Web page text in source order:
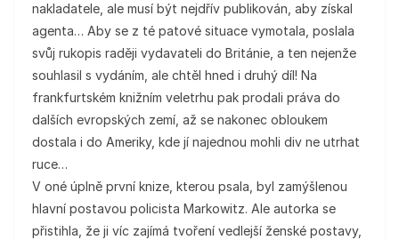
nakladatele, ale musí být nejdřív publikován, aby získal
agenta… Aby se z té patové situace vymotala, poslala
svůj rukopis raději vydavateli do Británie, a ten nejenže
souhlasil s vydáním, ale chtěl hned i druhý díl! Na
frankfurtském knižním veletrhu pak prodali práva do
dalších evropských zemí, až se nakonec obloukem
dostala i do Ameriky, kde jí najednou mohli div ne utrhat
ruce…
V oné úplně první knize, kterou psala, byl zamýšlenou
hlavní postavou policista Markowitz. Ale autorka se
přistihla, že ji víc zajímá tvoření vedlejší ženské postavy,